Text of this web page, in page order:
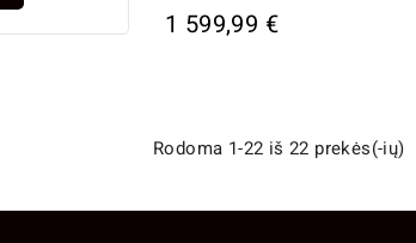
1 599,99 €
Rodoma 1-22 iš 22 prekės(-ių)